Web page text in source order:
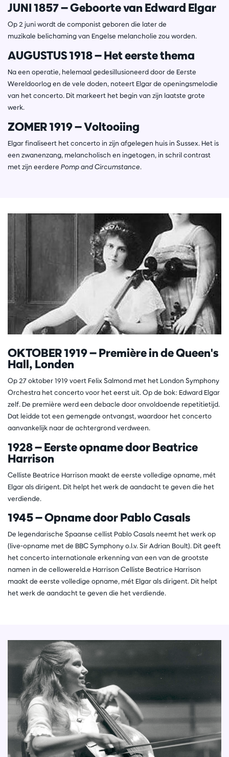
JUNI 1857 — Geboorte van Edward Elgar
Op 2 juni wordt de componist geboren die later de
muzikale belichaming van Engelse melancholie zou worden.
AUGUSTUS 1918 — Het eerste thema
Na een operatie, helemaal gedesillusioneerd door de Eerste
Wereldoorlog en de vele doden, noteert Elgar de openingsmelodie
van het concerto. Dit markeert het begin van zijn laatste grote
werk.
ZOMER 1919 — Voltooiing
Elgar finaliseert het concerto in zijn afgelegen huis in Sussex. Het is
een zwanenzang, melancholisch en ingetogen, in schril contrast
met zijn eerdere Pomp and Circumstance.
OKTOBER 1919 — Première in de Queen's
Hall, Londen
Op 27 oktober 1919 voert Felix Salmond met het London Symphony
Orchestra het concerto voor het eerst uit. Op de bok: Edward Elgar
zelf. De première werd een debacle door onvoldoende repetitietijd.
Dat leidde tot een gemengde ontvangst, waardoor het concerto
aanvankelijk naar de achtergrond verdween.
1928 — Eerste opname door Beatrice
Harrison
Celliste Beatrice Harrison maakt de eerste volledige opname, mét
Elgar als dirigent. Dit helpt het werk de aandacht te geven die het
verdiende.
1945 — Opname door Pablo Casals
De legendarische Spaanse cellist Pablo Casals neemt het werk op
(live-opname met de BBC Symphony o.l.v. Sir Adrian Boult). Dit geeft
het concerto internationale erkenning van een van de grootste
namen in de cellowereld.e Harrison Celliste Beatrice Harrison
maakt de eerste volledige opname, mét Elgar als dirigent. Dit helpt
het werk de aandacht te geven die het verdiende.